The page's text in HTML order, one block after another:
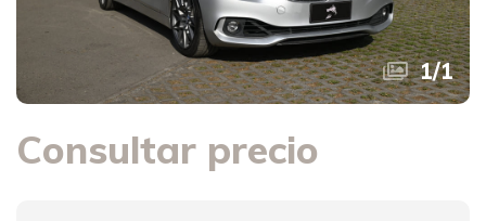
1/1
Consultar precio